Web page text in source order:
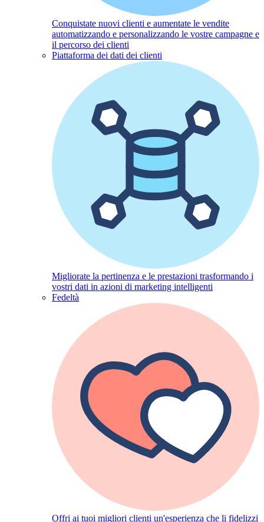
Conquistate nuovi clienti e aumentate le vendite
automatizzando e personalizzando le vostre campagne e
il percorso dei clienti
Piattaforma dei dati dei clienti
Migliorate la pertinenza e le prestazioni trasformando i
vostri dati in azioni di marketing intelligenti
Fedeltà
Offri ai tuoi migliori clienti un'esperienza che li fidelizzi